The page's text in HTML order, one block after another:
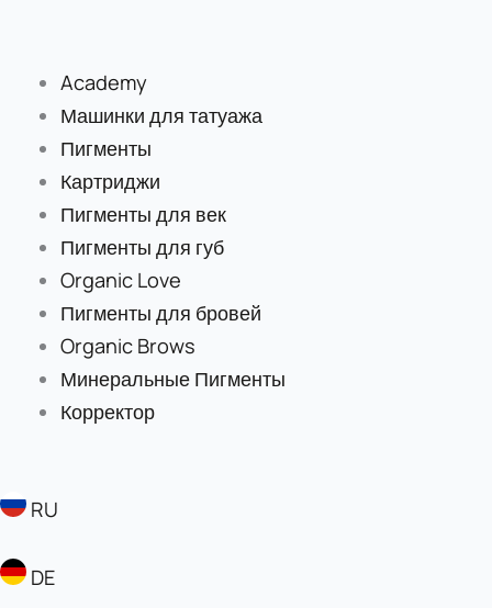
содержимому
Academy
Машинки для татуажа
Пигменты
Картриджи
Пигменты для век
Пигменты для губ
Organic Love
Пигменты для бровей
Organic Brows
Минеральные Пигменты
Корректор
RU
DE